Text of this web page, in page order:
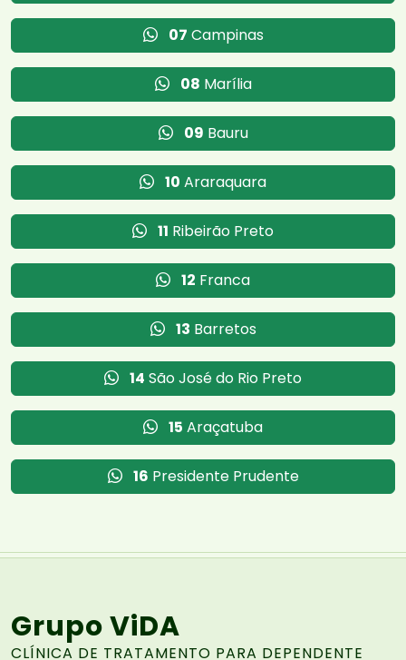
07 Campinas
08 Marília
09 Bauru
10 Araraquara
11 Ribeirão Preto
12 Franca
13 Barretos
14 São José do Rio Preto
15 Araçatuba
16 Presidente Prudente
Grupo ViDA
CLÍNICA DE TRATAMENTO PARA DEPENDENTE